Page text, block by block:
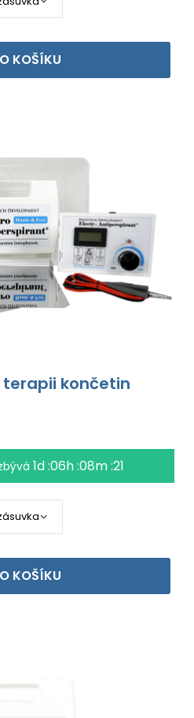
KOŠÍKU
končetin
1d :06h :08m :21
KOŠÍKU